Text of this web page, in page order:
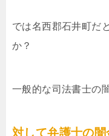
では名西郡石井町だ
か？
一般的な司法書士の
対して弁護士の